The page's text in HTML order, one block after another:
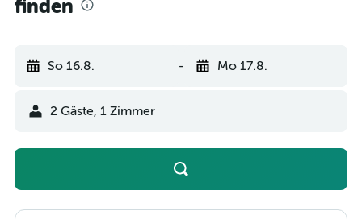
finden
So 16.8. - Mo 17.8.
2 Gäste, 1 Zimmer